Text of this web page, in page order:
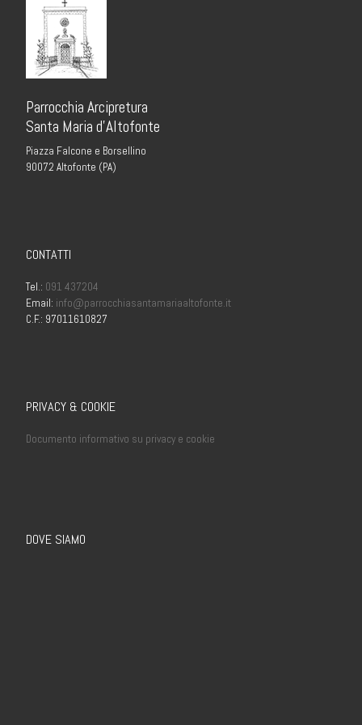
Parrocchia Arcipretura
Santa Maria d’Altofonte
Piazza Falcone e Borsellino
90072 Altofonte (PA)
CONTATTI
Tel.: 091 437204
Email: info@parrocchiasantamariaaltofonte.it
C.F.: 97011610827
PRIVACY & COOKIE
Documento informativo su privacy e cookie
DOVE SIAMO